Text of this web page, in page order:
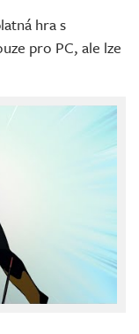
hra s
pro PC, ale lze